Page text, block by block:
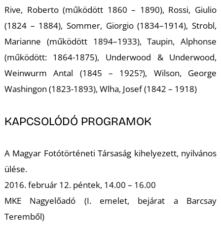
Rive, Roberto (működött 1860 – 1890), Rossi, Giulio
(1824 – 1884), Sommer, Giorgio (1834–1914), Strobl,
Marianne (működött 1894–1933), Taupin, Alphonse
(működött: 1864-1875), Underwood & Underwood,
Weinwurm Antal (1845 – 1925?), Wilson, George
Washingon (1823-1893), Wlha, Josef (1842 – 1918)
KAPCSOLÓDÓ PROGRAMOK
A Magyar Fotótörténeti Társaság kihelyezett, nyilvános
ülése.
2016. február 12. péntek, 14.00 – 16.00
MKE Nagyelőadó (I. emelet, bejárat a Barcsay
Teremből)